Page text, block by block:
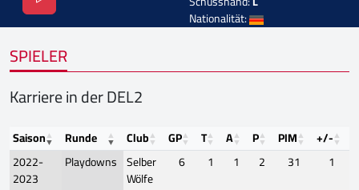
Nationalität:
SPIELER
Karriere in der DEL2
Saison Runde Club GP T A P PIM +/-
2022-
2023
Playdowns Selber
Wölfe
6 1 1 2 31
1